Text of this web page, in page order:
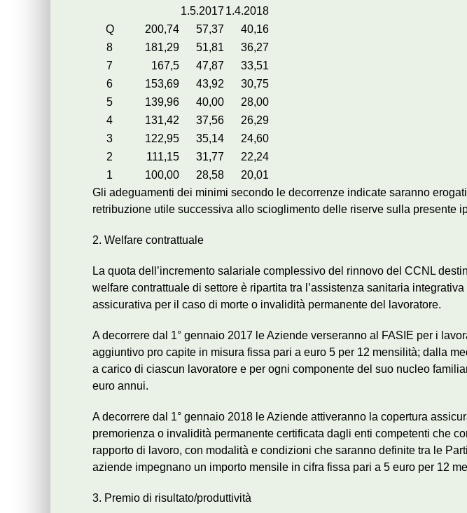
1.5.2017 1.4.2018
Q
200,74 57,37
40,16
8
181,29 51,81
36,27
7
167,5 47,87
33,51
6
153,69 43,92
30,75
5
139,96 40,00
28,00
4
131,42 37,56
26,29
3
122,95 35,14
24,60
2
111,15 31,77
22,24
1
100,00 28,58
20,01
Gli adeguamenti dei minimi secondo le decorrenze indicate saranno
retribuzione utile successiva allo scioglimento delle riserve sulla presente
2. Welfare contrattuale
La quota dell’incremento salariale complessivo del rinnovo del CCNL
welfare contrattuale di settore è ripartita tra l’assistenza sanitaria
assicurativa per il caso di morte o invalidità permanente del lavoratore.
A decorrere dal 1° gennaio 2017 le Aziende verseranno al FASIE per i
aggiuntivo pro capite in misura fissa pari a euro 5 per 12 mensilità; dalla
a carico di ciascun lavoratore e per ogni componente del suo nucleo
euro annui.
A decorrere dal 1° gennaio 2018 le Aziende attiveranno la copertura
premorienza o invalidità permanente certificata dagli enti competenti che
rapporto di lavoro, con modalità e condizioni che saranno definite tra le
aziende impegnano un importo mensile in cifra fissa pari a 5 euro per 12
3. Premio di risultato/produttività